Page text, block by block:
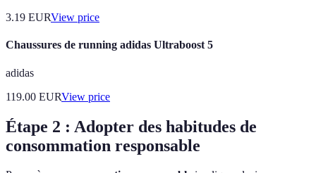
3.19 EURView price
Chaussures de running adidas Ultraboost 5
adidas
119.00 EURView price
Étape 2 : Adopter des habitudes de
consommation responsable